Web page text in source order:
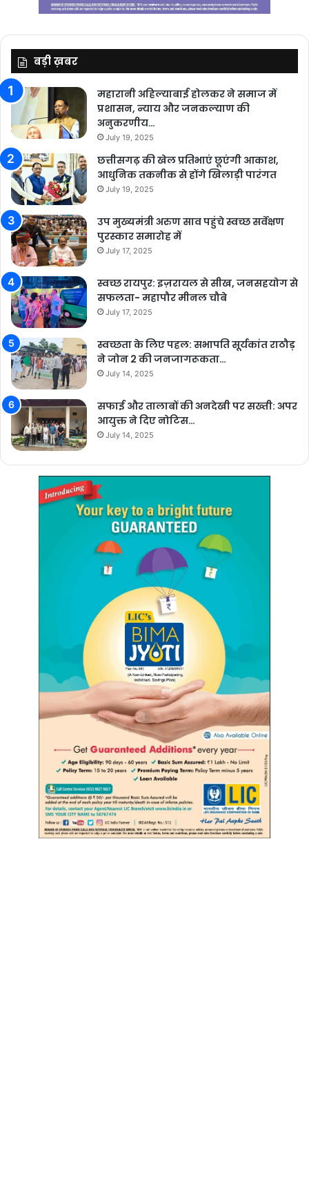
बड़ी ख़बर
महारानी अहिल्याबाई होलकर ने समाज में
प्रशासन, न्याय और जनकल्याण की
अनुकरणीय…
July 19, 2025
छत्तीसगढ़ की खेल प्रतिभाएं छूएंगी आकाश,
आधुनिक तकनीक से होंगे खिलाड़ी पारंगत
July 19, 2025
उप मुख्यमंत्री अरुण साव पहुंचे स्वच्छ सर्वेक्षण
पुरस्कार समारोह में
July 17, 2025
स्वच्छ रायपुर: इज़रायल से सीख, जनसहयोग से
सफलता- महापौर मीनल चौबे
July 17, 2025
स्वच्छता के लिए पहल: सभापति सूर्यकांत राठौड़
ने जोन 2 की जनजागरूकता…
July 14, 2025
सफाई और तालाबों की अनदेखी पर सख्ती: अपर
आयुक्त ने दिए नोटिस…
July 14, 2025